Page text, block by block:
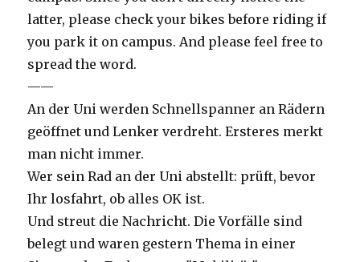
latter, please check your bikes before riding if
you park it on campus. And please feel free to
spread the word.
——
An der Uni werden Schnellspanner an Rädern
geöffnet und Lenker verdreht. Ersteres merkt
man nicht immer.
Wer sein Rad an der Uni abstellt: prüft, bevor
Ihr losfahrt, ob alles OK ist.
Und streut die Nachricht. Die Vorfälle sind
belegt und waren gestern Thema in einer